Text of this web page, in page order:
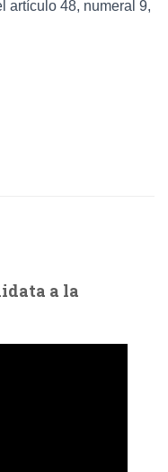
artículo 48, numeral 9,
a la